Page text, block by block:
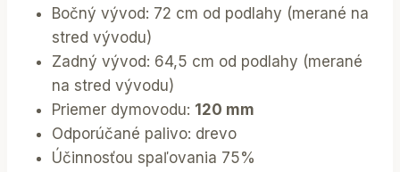
Bočný vývod: 72 cm od podlahy (merané na
stred vývodu)
Zadný vývod: 64,5 cm od podlahy (merané
na stred vývodu)
Priemer dymovodu: 120 mm
Odporúčané palivo: drevo
Účinnosťou spaľovania 75%